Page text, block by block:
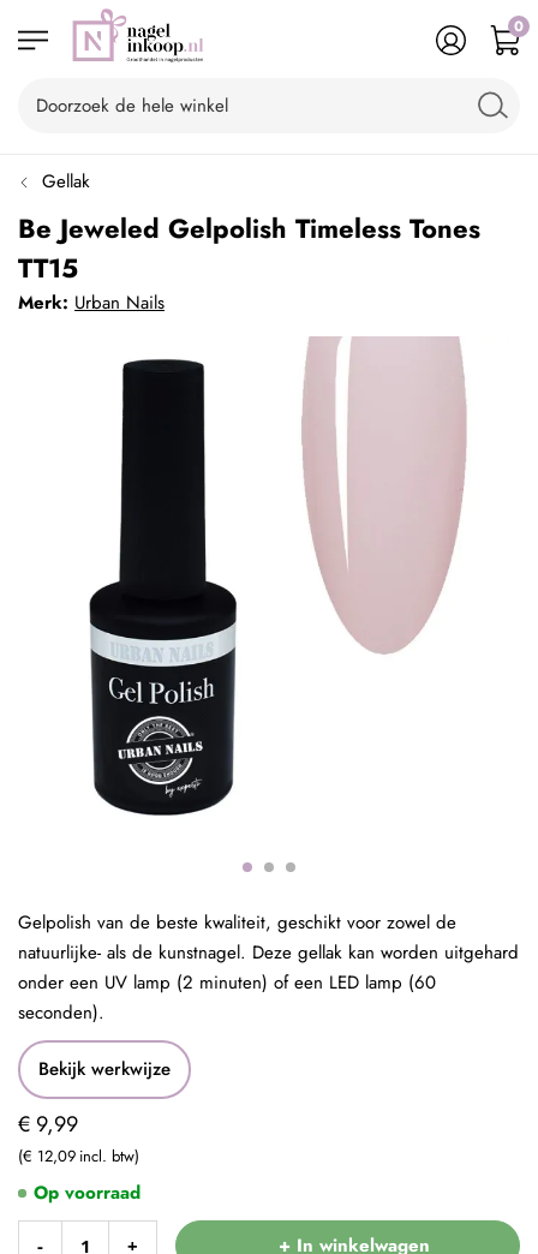
0
Gellak
Be Jeweled Gelpolish Timeless Tones
TT15
Merk: Urban Nails
Bekijk werkwijze
€ 9,99
€ 12,09
- + + In winkelwagen
Op voorraad
Gelpolish van de beste kwaliteit, geschikt voor zowel de
natuurlijke- als de kunstnagel. Deze gellak kan worden uitgehard
onder een UV lamp (2 minuten) of een LED lamp (60
seconden).